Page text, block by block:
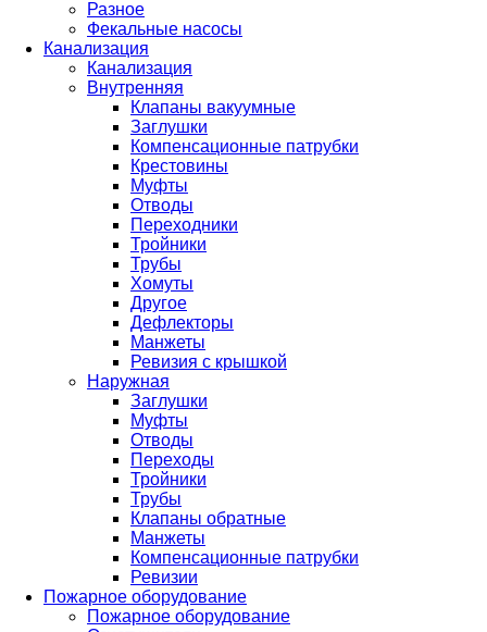
Разное
Фекальные насосы
Канализация
Канализация
Внутренняя
Клапаны вакуумные
Заглушки
Компенсационные патрубки
Крестовины
Муфты
Отводы
Переходники
Тройники
Трубы
Хомуты
Другое
Дефлекторы
Манжеты
Ревизия с крышкой
Наружная
Заглушки
Муфты
Отводы
Переходы
Тройники
Трубы
Клапаны обратные
Манжеты
Компенсационные патрубки
Ревизии
Пожарное оборудование
Пожарное оборудование